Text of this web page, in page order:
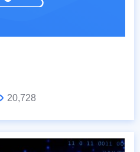
20,728